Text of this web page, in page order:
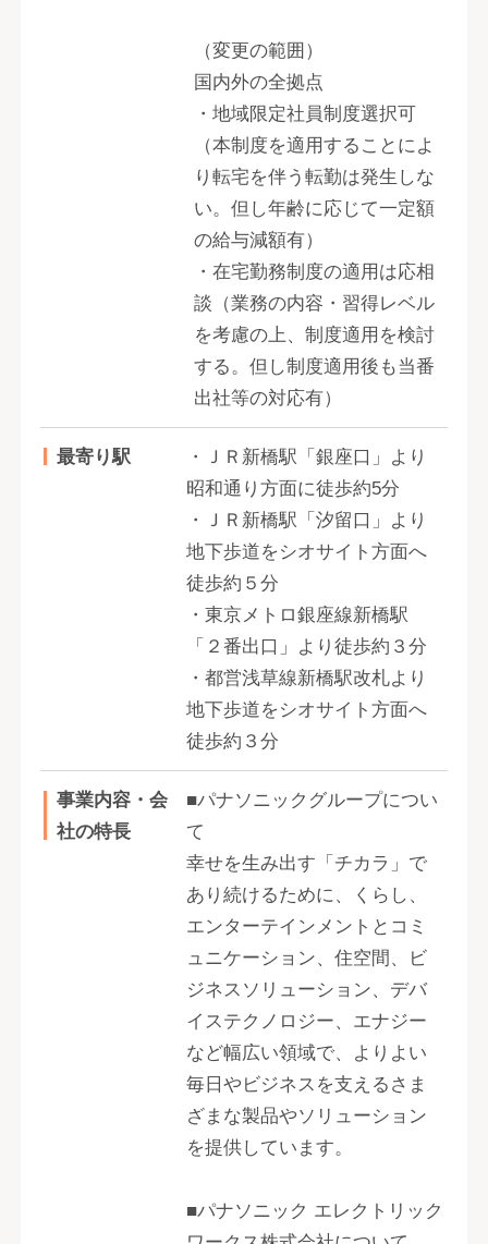
（変更の範囲）
国内外の全拠点
・地域限定社員制度選択可
（本制度を適用することによ
り転宅を伴う転勤は発生しな
い。但し年齢に応じて一定額
の給与減額有）
・在宅勤務制度の適用は応相
談（業務の内容・習得レベル
を考慮の上、制度適用を検討
する。但し制度適用後も当番
出社等の対応有）
最寄り駅
・ＪＲ新橋駅「銀座口」より
昭和通り方面に徒歩約5分
・ＪＲ新橋駅「汐留口」より
地下歩道をシオサイト方面へ
徒歩約５分
・東京メトロ銀座線新橋駅
「２番出口」より徒歩約３分
・都営浅草線新橋駅改札より
地下歩道をシオサイト方面へ
徒歩約３分
事業内容・会
社の特長
■パナソニックグループについ
て
幸せを生み出す「チカラ」で
あり続けるために、くらし、
エンターテインメントとコミ
ュニケーション、住空間、ビ
ジネスソリューション、デバ
イステクノロジー、エナジー
など幅広い領域で、よりよい
毎日やビジネスを支えるさま
ざまな製品やソリューション
を提供しています。
■パナソニック エレクトリック